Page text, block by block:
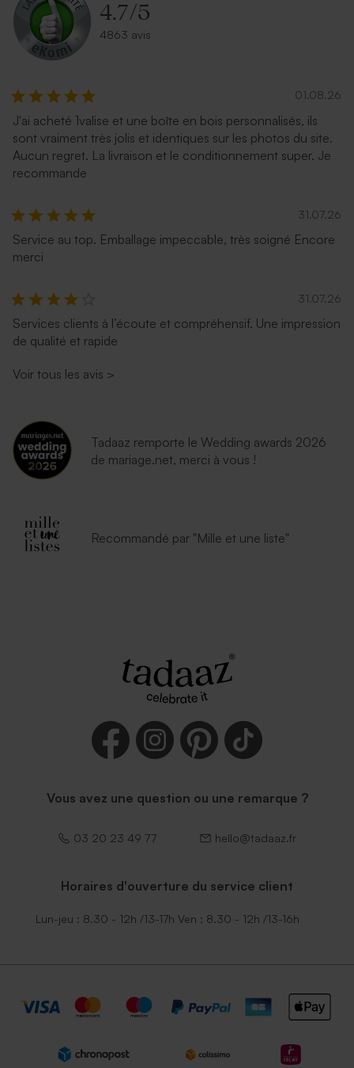
4.7/5
4863 avis
01.08.26
J'ai acheté 1valise et une boîte en bois personnalisés, ils
sont vraiment très jolis et identiques sur les photos du site.
Aucun regret. La livraison et le conditionnement super. Je
recommande
31.07.26
Service au top. Emballage impeccable, très soigné Encore
merci
31.07.26
Services clients à l’écoute et compréhensif. Une impression
de qualité et rapide
Voir tous les avis >
Tadaaz remporte le Wedding awards 2026
de mariage.net, merci à vous !
Recommandé par "Mille et une liste"
Vous avez une question ou une remarque ?
03 20 23 49 77 hello@tadaaz.fr
Horaires d'ouverture du service client
Lun-jeu : 8.30 - 12h /13-17h Ven : 8.30 - 12h /13-16h